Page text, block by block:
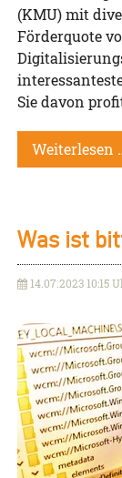
(KMU) mit
Förderquote
Sie davon
Weiterlesen
Was ist
14.07.2023 10:15